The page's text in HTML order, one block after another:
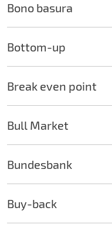
Bono basura
Bottom-up
Break even point
Bull Market
Bundesbank
Buy-back